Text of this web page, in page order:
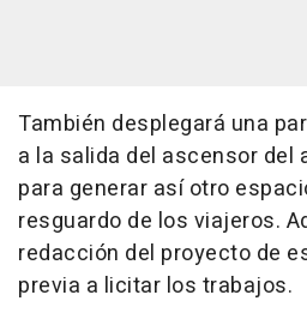
También desplegará una
a la salida del ascensor del
para generar así otro
resguardo de los viajeros.
redacción del proyecto de
previa a licitar los trabajos.